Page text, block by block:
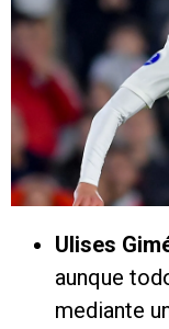
Ulises
aunque
mediante